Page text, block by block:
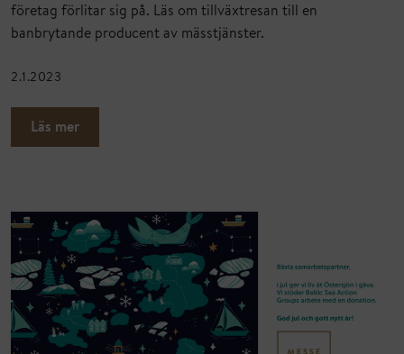
företag förlitar sig på. Läs om tillväxtresan till en
banbrytande producent av mässtjänster.
2.1.2023
Läs mer